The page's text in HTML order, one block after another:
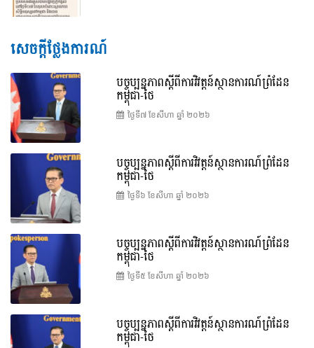
សេចក្តីថ្លែងការណ៍
បច្ចុប្បន្នភាពស្ដីពីការវិវត្តន៍ស្ថានការណ៍ព្រំដែន
កម្ពុជា-ថៃ
ថ្ងៃទី៧ ខែ​សីហា ឆ្នាំ ២០២៦
បច្ចុប្បន្នភាពស្ដីពីការវិវត្តន៍ស្ថានការណ៍ព្រំដែន
កម្ពុជា-ថៃ
ថ្ងៃទី៦ ខែ​សីហា ឆ្នាំ ២០២៦
បច្ចុប្បន្នភាពស្ដីពីការវិវត្តន៍ស្ថានការណ៍ព្រំដែន
កម្ពុជា-ថៃ
ថ្ងៃទី៥ ខែ​សីហា ឆ្នាំ ២០២៦
បច្ចុប្បន្នភាពស្ដីពីការវិវត្តន៍ស្ថានការណ៍ព្រំដែន
កម្ពុជា-ថៃ